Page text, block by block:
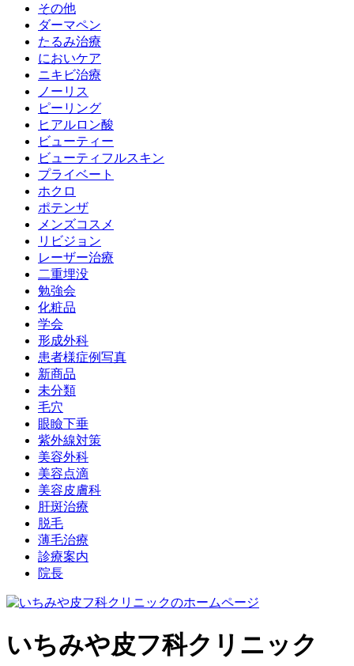
その他
ダーマペン
たるみ治療
においケア
ニキビ治療
ノーリス
ピーリング
ヒアルロン酸
ビューティー
ビューティフルスキン
プライベート
ホクロ
ポテンザ
メンズコスメ
リビジョン
レーザー治療
二重埋没
勉強会
化粧品
学会
形成外科
患者様症例写真
新商品
未分類
毛穴
眼瞼下垂
紫外線対策
美容外科
美容点滴
美容皮膚科
肝斑治療
脱毛
薄毛治療
診療案内
院長
いちみや皮フ科クリニック